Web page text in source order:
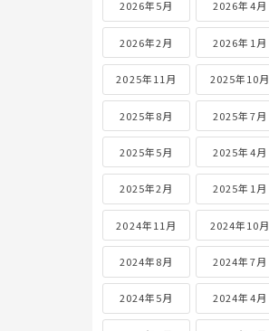
2026年5月 2026年4月
2026年2月 2026年1月
2025年11月 2025年10月
2025年8月 2025年7月
2025年5月 2025年4月
2025年2月 2025年1月
2024年11月 2024年10月
2024年8月 2024年7月
2024年5月 2024年4月